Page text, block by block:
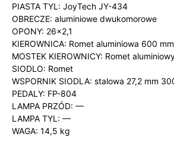
PIASTA TYL: JoyTech JY-434
OBRECZE: aluminiowe dwukomorowe
OPONY: 26×2,1
KIEROWNICA: Romet aluminiowa 600 mm
MOSTEK KIEROWNICY: Romet
SIODLO: Romet
WSPORNIK SIODLA: stalowa 27,2 mm
PEDALY: FP-804
LAMPA PRZÓD: —
LAMPA TYL: —
WAGA: 14,5 kg